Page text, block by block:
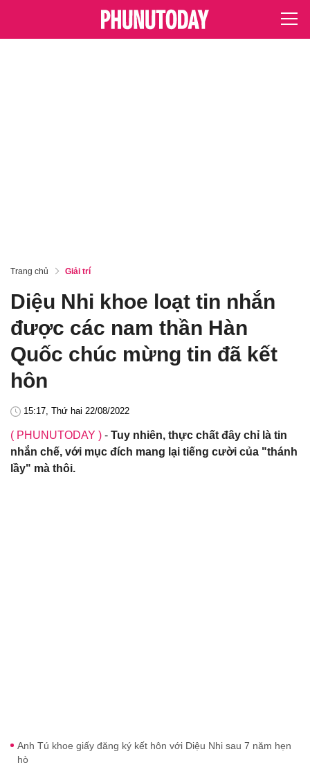
Trang chủ Giải trí
Diệu Nhi khoe loạt tin nhắn
được các nam thần Hàn
Quốc chúc mừng tin đã kết
hôn
15:17, Thứ hai 22/08/2022
( PHUNUTODAY ) - Tuy nhiên, thực chất đây chỉ là tin
nhắn chế, với mục đích mang lại tiếng cười của "thánh
lầy" mà thôi.
Anh Tú khoe giấy đăng ký kết hôn với Diệu Nhi sau 7 năm hẹn
hò